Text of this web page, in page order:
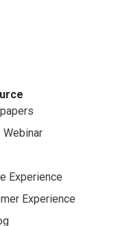
Webinar
Experience
Experience